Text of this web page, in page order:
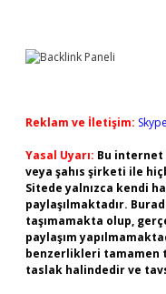
Reklam ve İletişim:
Yasal Uyarı: Bu
veya şahıs şirketi ile
Sitede yalnızca kendi
paylaşılmaktadır.
taşımamakta olup,
paylaşım
benzerlikleri tamamen
taslak halindedir ve